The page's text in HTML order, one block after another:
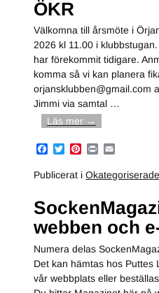
k
ÖKR
Välkomna till årsmöte i
2026 kl 11.00 i
har förekommit tidigare.
komma så vi kan planera
orjansklubben@gmail.com
Jimmi via samtal …
Läs mer →
F
c
e
o
o
k
T
i
t
e
r
P
n
t
r
e
s
P
i
n
a
i
Publicerat i Okategoriserade
webben och
Numera delas
Det kan hämtas hos Puttes
vår webbplats eller